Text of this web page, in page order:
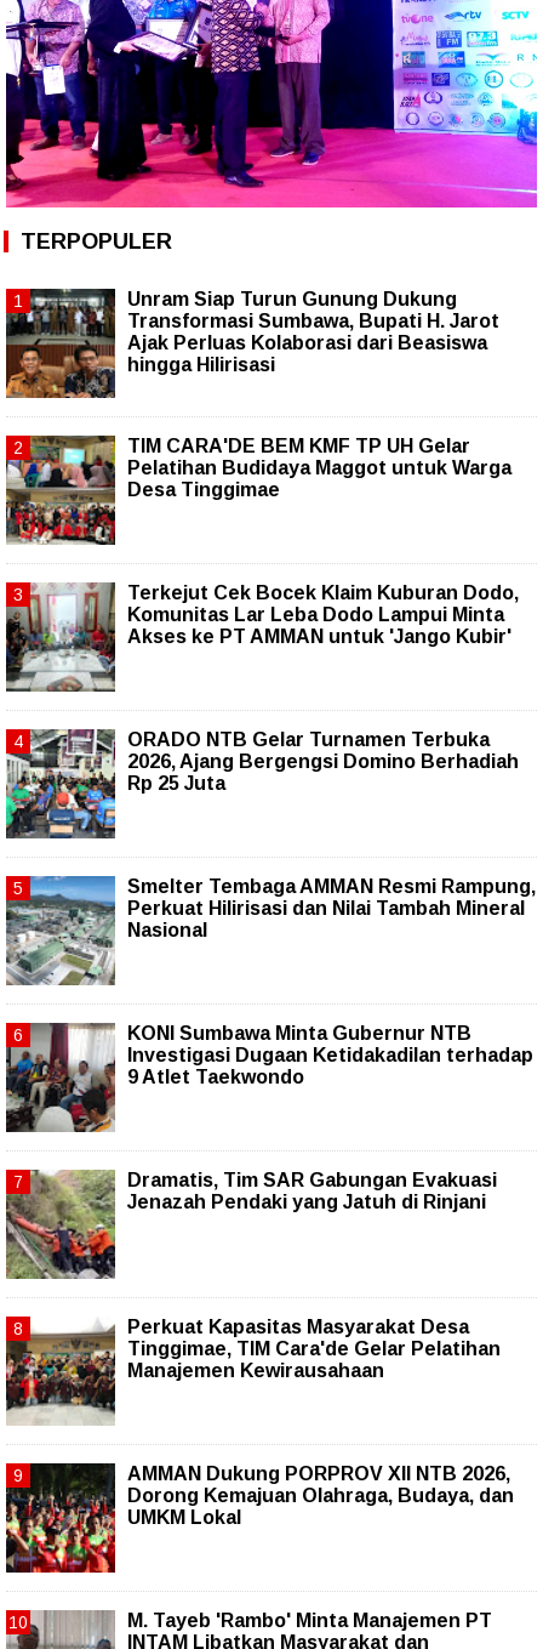
TERPOPULER
Unram Siap Turun Gunung Dukung
Transformasi Sumbawa, Bupati H. Jarot
Ajak Perluas Kolaborasi dari Beasiswa
hingga Hilirisasi
TIM CARA'DE BEM KMF TP UH Gelar
Pelatihan Budidaya Maggot untuk Warga
Desa Tinggimae
Terkejut Cek Bocek Klaim Kuburan Dodo,
Komunitas Lar Leba Dodo Lampui Minta
Akses ke PT AMMAN untuk 'Jango Kubir'
ORADO NTB Gelar Turnamen Terbuka
2026, Ajang Bergengsi Domino Berhadiah
Rp 25 Juta
Smelter Tembaga AMMAN Resmi Rampung,
Perkuat Hilirisasi dan Nilai Tambah Mineral
Nasional
KONI Sumbawa Minta Gubernur NTB
Investigasi Dugaan Ketidakadilan terhadap
9 Atlet Taekwondo
Dramatis, Tim SAR Gabungan Evakuasi
Jenazah Pendaki yang Jatuh di Rinjani
Perkuat Kapasitas Masyarakat Desa
Tinggimae, TIM Cara'de Gelar Pelatihan
Manajemen Kewirausahaan
AMMAN Dukung PORPROV XII NTB 2026,
Dorong Kemajuan Olahraga, Budaya, dan
UMKM Lokal
M. Tayeb 'Rambo' Minta Manajemen PT
INTAM Libatkan Masyarakat dan